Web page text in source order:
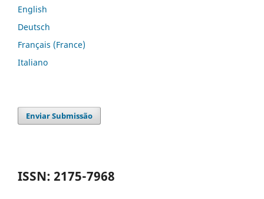
English
Deutsch
Français (France)
Italiano
Enviar Submissão
ISSN: 2175-7968